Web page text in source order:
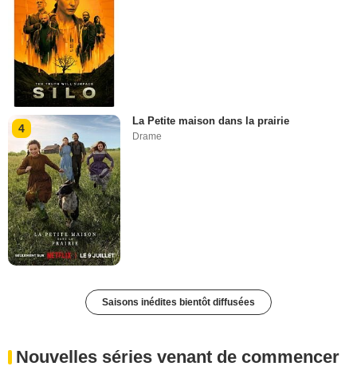
4
La Petite maison dans la prairie
Drame
Saisons inédites bientôt diffusées
Nouvelles séries venant de commencer